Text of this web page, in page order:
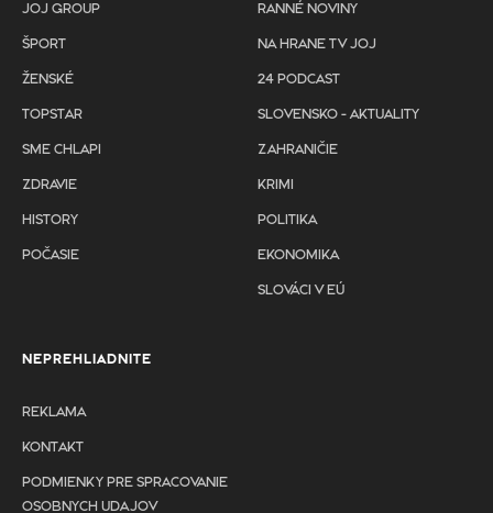
JOJ GROUP
ŠPORT
ŽENSKÉ
TOPSTAR
SME CHLAPI
ZDRAVIE
HISTORY
POČASIE
RANNÉ NOVINY
NA HRANE TV JOJ
24 PODCAST
SLOVENSKO - AKTUALITY
ZAHRANIČIE
KRIMI
POLITIKA
EKONOMIKA
SLOVÁCI V EÚ
NEPREHLIADNITE
REKLAMA
KONTAKT
PODMIENKY PRE SPRACOVANIE
OSOBNYCH UDAJOV